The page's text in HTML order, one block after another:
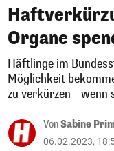
Organe
Häftlinge im
Möglichkeit
zu verkürzen – wenn
VonSabine
06.02.2023,